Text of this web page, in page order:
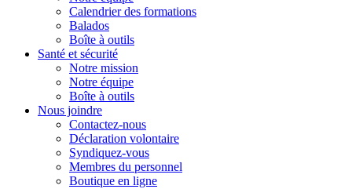
Calendrier des formations
Balados
Boîte à outils
Santé et sécurité
Notre mission
Notre équipe
Boîte à outils
Nous joindre
Contactez-nous
Déclaration volontaire
Syndiquez-vous
Membres du personnel
Boutique en ligne